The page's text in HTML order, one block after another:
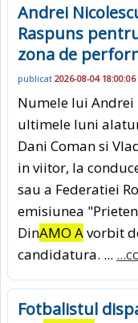
Andrei
Raspuns
zona de
publicat 2026-08-04 18:00:06
Numele lui Andrei
ultimele luni
Dani Coman si
in viitor, la
sau a Federatiei
emisiunea
DinAMO Avorbit
candidatura. ...
Fotbalistul